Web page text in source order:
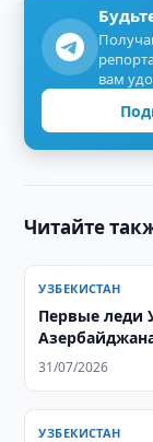
вам
Читайте
УЗБЕКИСТАН
Первые леди
31/07/2026
УЗБЕКИСТАН